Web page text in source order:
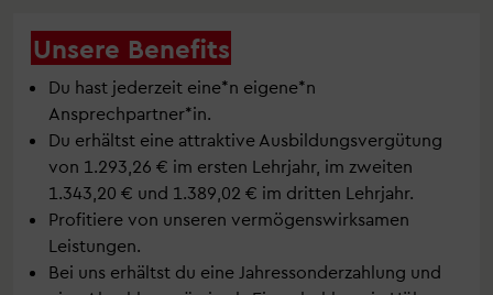
Unsere Benefits
Du hast jederzeit eine*n eigene*n
Ansprechpartner*in.
Du erhältst eine attraktive Ausbildungsvergütung
von 1.293,26 € im ersten Lehrjahr, im zweiten
1.343,20 € und 1.389,02 € im dritten Lehrjahr.
Profitiere von unseren vermögenswirksamen
Leistungen.
Bei uns erhältst du eine Jahressonderzahlung und